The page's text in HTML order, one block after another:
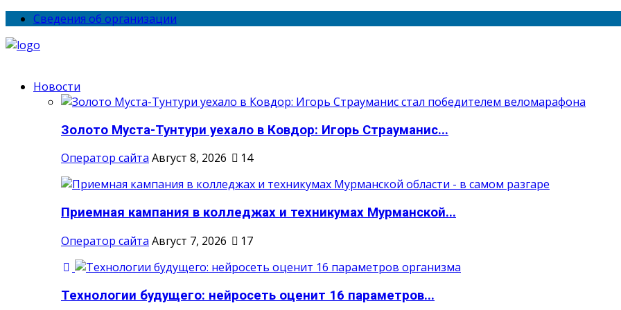
Сведения об организации
Новости
Золото Муста-Тунтури уехало в Ковдор: Игорь Страуманис...
Оператор сайта Август 8, 2026 14
Приемная кампания в колледжах и техникумах Мурманской...
Оператор сайта Август 7, 2026 17
Технологии будущего: нейросеть оценит 16 параметров...